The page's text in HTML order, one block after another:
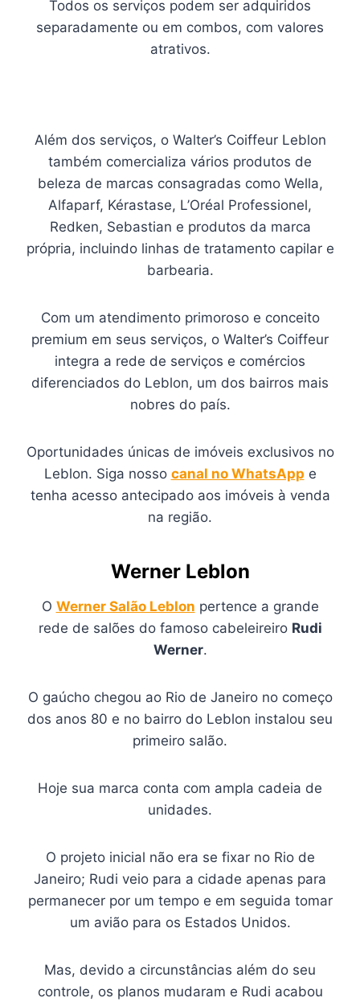
Todos os serviços podem ser adquiridos
separadamente ou em combos, com valores
atrativos.
Além dos serviços, o Walter’s Coiffeur Leblon
também comercializa vários produtos de
beleza de marcas consagradas como Wella,
Alfaparf, Kérastase, L’Oréal Professionel,
Redken, Sebastian e produtos da marca
própria, incluindo linhas de tratamento capilar e
barbearia.
Com um atendimento primoroso e conceito
premium em seus serviços, o Walter’s Coiffeur
integra a rede de serviços e comércios
diferenciados do Leblon, um dos bairros mais
nobres do país.
Oportunidades únicas de imóveis exclusivos no
Leblon. Siga nosso canal no WhatsApp e
tenha acesso antecipado aos imóveis à venda
na região.
Werner Leblon
O Werner Salão Leblon pertence a grande
rede de salões do famoso cabeleireiro Rudi
Werner.
O gaúcho chegou ao Rio de Janeiro no começo
dos anos 80 e no bairro do Leblon instalou seu
primeiro salão.
Hoje sua marca conta com ampla cadeia de
unidades.
O projeto inicial não era se fixar no Rio de
Janeiro; Rudi veio para a cidade apenas para
permanecer por um tempo e em seguida tomar
um avião para os Estados Unidos.
Mas, devido a circunstâncias além do seu
controle, os planos mudaram e Rudi acabou